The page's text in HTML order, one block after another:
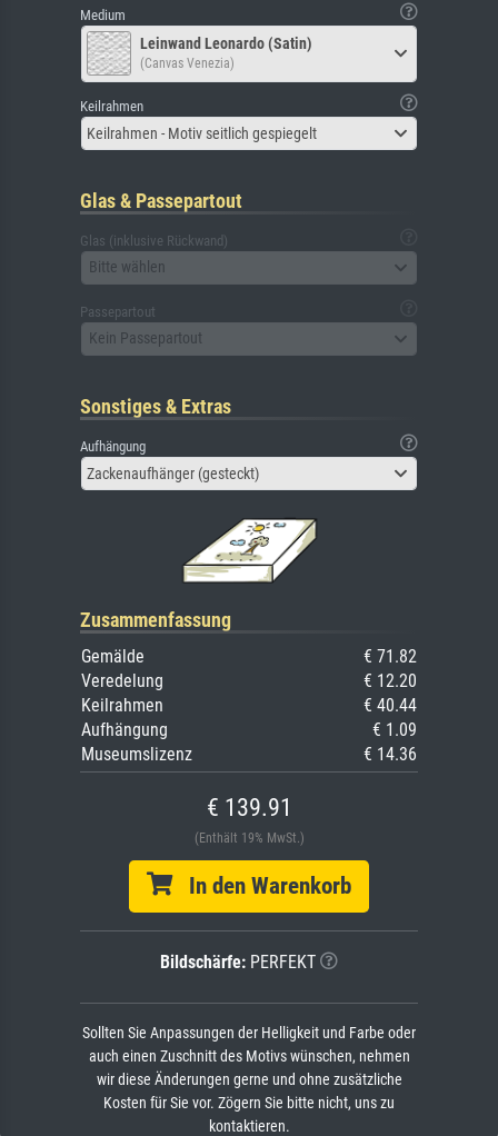
Medium
Leinwand Leonardo (Satin)
(Canvas Venezia)
Keilrahmen
Keilrahmen - Motiv seitlich gespiegelt
Glas & Passepartout
Glas (inklusive Rückwand)
Bitte wählen
Passepartout
Kein Passepartout
Sonstiges & Extras
Aufhängung
Zackenaufhänger (gesteckt)
Zusammenfassung
Gemälde
€ 71.82
Veredelung
€ 12.20
Keilrahmen
€ 40.44
Aufhängung
€ 1.09
Museumslizenz
€ 14.36
€ 139.91
(Enthält 19% MwSt.)
In den Warenkorb
Bildschärfe: PERFEKT
Sollten Sie Anpassungen der Helligkeit und Farbe oder
auch einen Zuschnitt des Motivs wünschen, nehmen
wir diese Änderungen gerne und ohne zusätzliche
Kosten für Sie vor. Zögern Sie bitte nicht, uns zu
kontaktieren.